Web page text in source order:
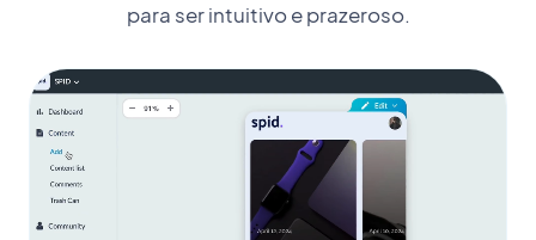
para ser intuitivo e prazeroso.